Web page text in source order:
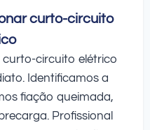
curto-circuito
curto-circuito elétrico
Identificamos a
fiação queimada,
Profissional